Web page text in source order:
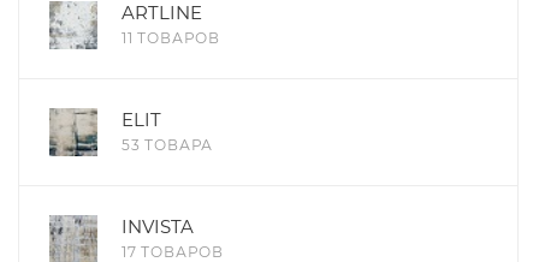
ARTLINE
11 ТОВАРОВ
ELIT
53 ТОВАРА
INVISTA
17 ТОВАРОВ